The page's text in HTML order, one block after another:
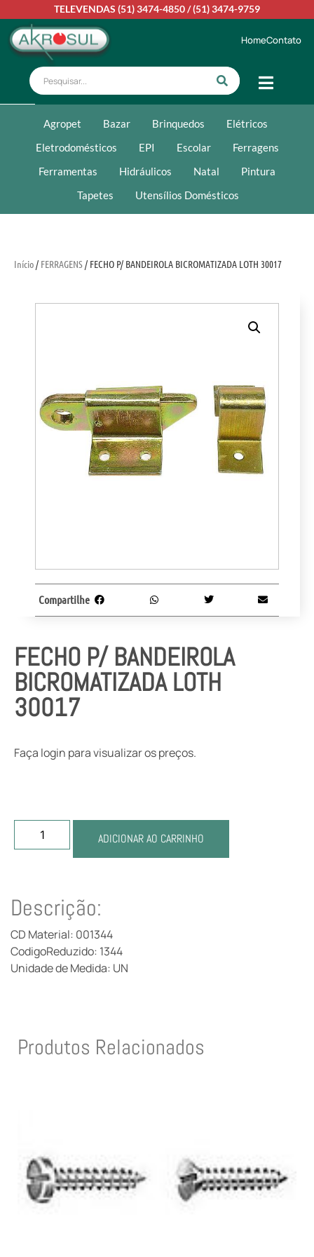
TELEVENDAS (51) 3474-4850/(51) 3474-9759
HomeContato
Agropet Bazar Brinquedos
Elétricos
Eletrodomésticos
EPI Escolar
Ferragens
Ferramentas
Hidráulicos Natal
Pintura
Tapetes
Utensílios Domésticos
Início/ FERRAGENS/ FECHO P/ BANDEIROLA BICROMATIZADA LOTH 30017
FECHO P/ BANDEIROLA
BICROMATIZADA LOTH
30017
Faça login para visualizar os preços.
ADICIONAR AO CARRINHO
Compartilhe
Descrição:
CD Material: 001344
CodigoReduzido: 1344
Unidade de Medida: UN
Produtos Relacionados